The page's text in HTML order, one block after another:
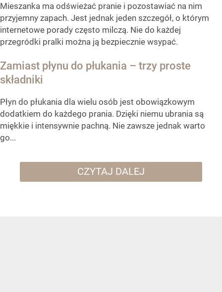
Mieszanka ma odświeżać pranie i pozostawiać na nim
przyjemny zapach. Jest jednak jeden szczegół, o którym
internetowe porady często milczą. Nie do każdej
przegródki pralki można ją bezpiecznie wsypać.
Zamiast płynu do płukania – trzy proste
składniki
Płyn do płukania dla wielu osób jest obowiązkowym
dodatkiem do każdego prania. Dzięki niemu ubrania są
miękkie i intensywnie pachną. Nie zawsze jednak warto
go...
CZYTAJ DALEJ